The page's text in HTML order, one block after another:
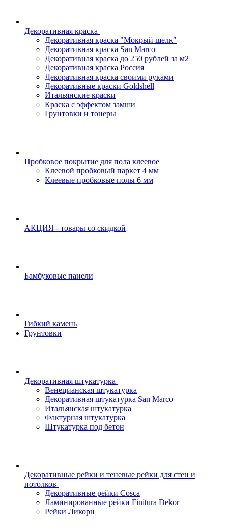
Декоративная краска
Декоративная краска "Мокрый шелк"
Декоративная краска San Marco
Декоративная краска до 250 рублей за м2
Декоративная краска Россия
Декоративная краска своими руками
Декоративные краски Goldshell
Итальянские краски
Краска с эффектом замши
Грунтовки и тонеры
Пробковое покрытие для пола клеевое
Клеевой пробковый паркет 4 мм
Клеевые пробковые полы 6 мм
АКЦИЯ - товары со скидкой
Бамбуковые панели
Гибкий камень
Грунтовки
Декоративная штукатурка
Венецианская штукатурка
Декоративная штукатурка San Marco
Итальянская штукатурка
Фактурная штукатурка
Штукатурка под бетон
Декоративные рейки и теневые рейки для стен и
потолков
Декоративные рейки Cosca
Ламинированные рейки Finitura Dekor
Рейки Ликорн